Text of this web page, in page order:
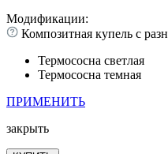
Модификации:
Композитная купель с
Термососна светлая
Термососна темная
ПРИМЕНИТЬ
закрыть